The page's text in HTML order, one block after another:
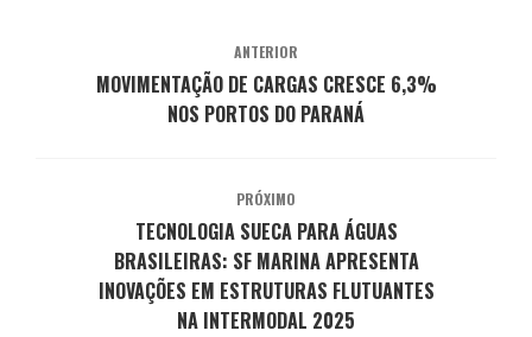
ANTERIOR
MOVIMENTAÇÃO DE CARGAS CRESCE 6,3%
NOS PORTOS DO PARANÁ
PRÓXIMO
TECNOLOGIA SUECA PARA ÁGUAS
BRASILEIRAS: SF MARINA APRESENTA
INOVAÇÕES EM ESTRUTURAS FLUTUANTES
NA INTERMODAL 2025